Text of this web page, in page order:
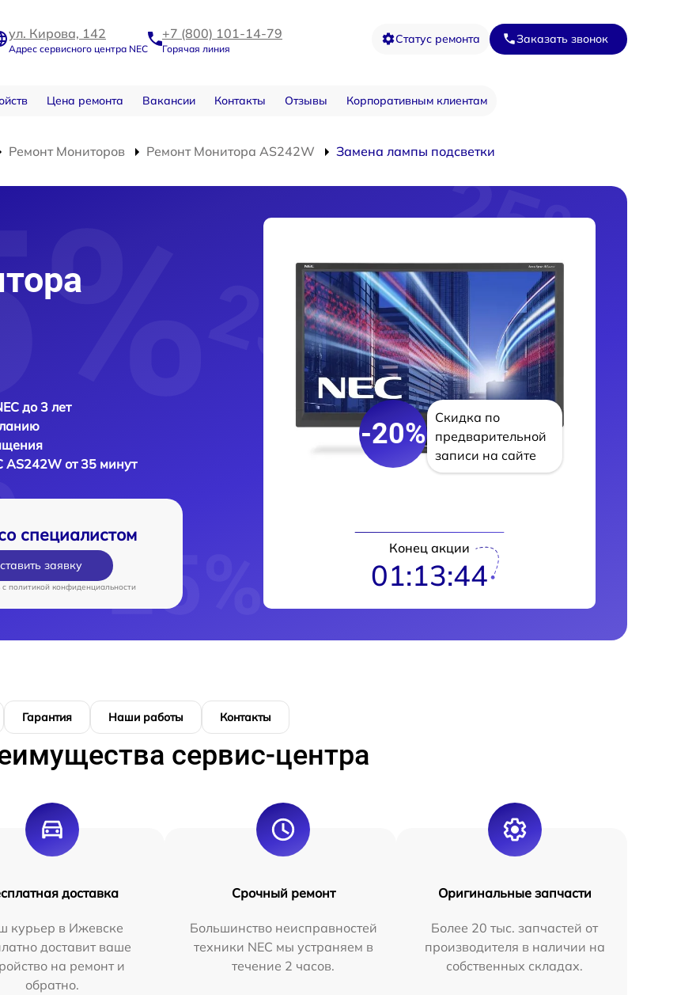
ул. Кирова, 142
Адрес сервисного центра NEC
+7 (800) 101-14-79
Горячая линия
Статус ремонта Заказать звонок
Цена ремонта Вакансии Контакты Отзывы Корпоративным клиентам
Ремонт Мониторов Ремонт Монитора AS242W Замена лампы подсветки
до 3 лет
AS242W от 35 минут
специалистом
заявку
c политикой конфиденциальности
-20%
Скидка по
предварительной
записи на сайте
Конец акции
01:13:43
Гарантия Наши работы Контакты
сервис-центра
доставка
курьер в Ижевске
доставит ваше
на ремонт и
обратно.
Срочный ремонт
Большинство неисправностей
техники NEC мы устраняем в
течение 2 часов.
Оригинальные запчасти
Более 20 тыс. запчастей от
производителя в наличии на
собственных складах.